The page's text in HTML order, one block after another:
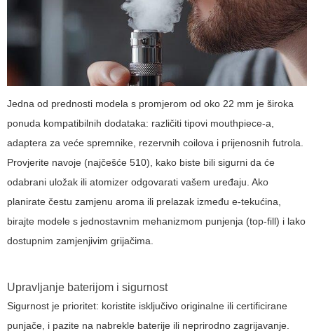
Jedna od prednosti modela s promjerom od oko 22 mm je široka
ponuda kompatibilnih dodataka: različiti tipovi mouthpiece-a,
adaptera za veće spremnike, rezervnih coilova i prijenosnih futrola.
Provjerite navoje (najčešće 510), kako biste bili sigurni da će
odabrani uložak ili atomizer odgovarati vašem uređaju. Ako
planirate čestu zamjenu aroma ili prelazak između e-tekućina,
birajte modele s jednostavnim mehanizmom punjenja (top-fill) i lako
dostupnim zamjenjivim grijačima.
Upravljanje baterijom i sigurnost
Sigurnost je prioritet: koristite isključivo originalne ili certificirane
punjače, i pazite na nabrekle baterije ili neprirodno zagrijavanje.